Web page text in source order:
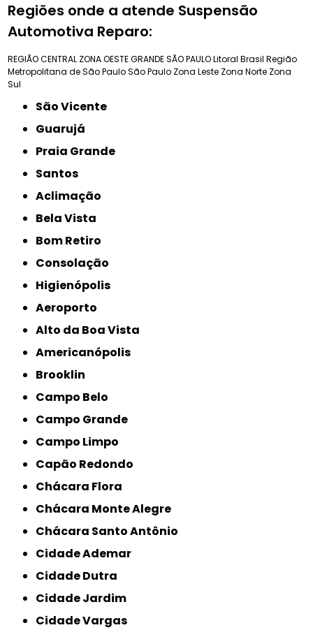
Regiões onde a atende Suspensão
Automotiva Reparo:
REGIÃO CENTRAL ZONA OESTEGRANDE SÃO PAULOLitoral Brasil Região
Metropolitana de São PauloSão Paulo Zona Leste Zona Norte Zona
Sul
São Vicente
Guarujá
Praia Grande
Santos
Aclimação
Bela Vista
Bom Retiro
Consolação
Higienópolis
Aeroporto
Alto da Boa Vista
Americanópolis
Brooklin
Campo Belo
Campo Grande
Campo Limpo
Capão Redondo
Chácara Flora
Chácara Monte Alegre
Chácara Santo Antônio
Cidade Ademar
Cidade Dutra
Cidade Jardim
Cidade Vargas